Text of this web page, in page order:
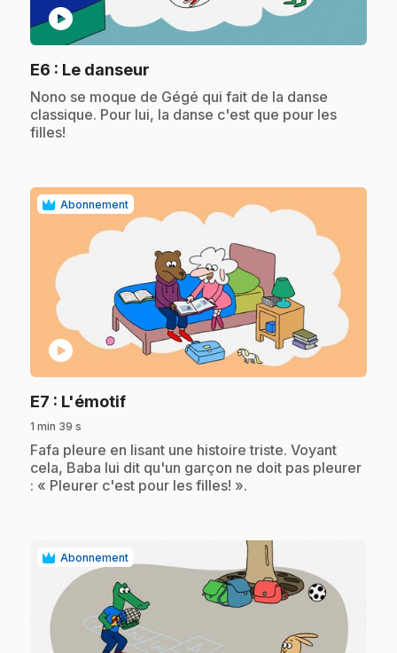
play_circle
E6 : Le danseur
.Nono se moque de Gégé qui fait de la danse
classique. Pour lui, la danse c'est que pour les
filles!
Abonnement
play_circle
E7 : L'émotif.
1 min 39 s
.Fafa pleure en lisant une histoire triste. Voyant
cela, Baba lui dit qu'un garçon ne doit pas pleurer
: « Pleurer c'est pour les filles! ».
Abonnement